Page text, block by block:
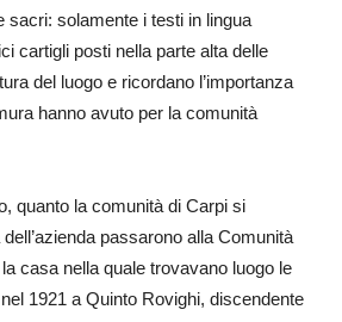
sacri: solamente i testi in lingua
cartigli posti nella parte alta delle
del luogo e ricordano l’importanza
hanno avuto per la comunità
quanto la comunità di Carpi si
passarono alla Comunità
casa nella quale trovavano luogo le
1921 a Quinto Rovighi, discendente